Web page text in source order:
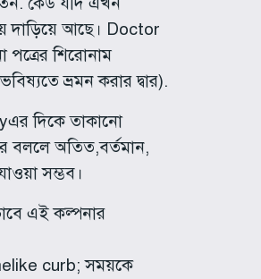
দাড়িয়ে আছে। Doctor
পত্রের শিরোনাম
ভ্রমন করার দ্বার).
দিকে তাকানো
বললে অতিত,বর্তমান,
সম্ভব।
এই কল্পনার
curb; সময়কে